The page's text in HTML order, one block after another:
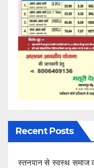
Recent Posts
स्तनपान से स्वस्थ समाज